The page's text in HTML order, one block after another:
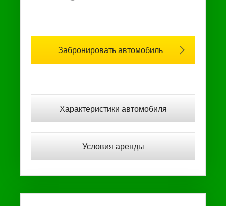
Забронировать автомобиль
Характеристики автомобиля
Условия аренды